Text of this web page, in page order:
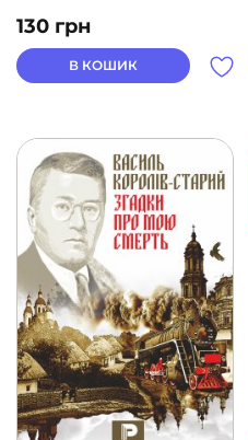
130 грн
В КОШИК